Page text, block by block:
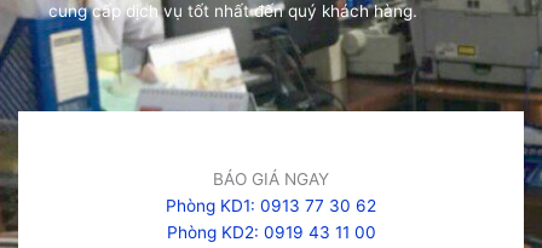
cung cấp dịch vụ tốt nhất đến quý khách hàng.
BÁO GIÁ NGAY
Phòng KD1: 0913 77 30 62
Phòng KD2: 0919 43 11 00